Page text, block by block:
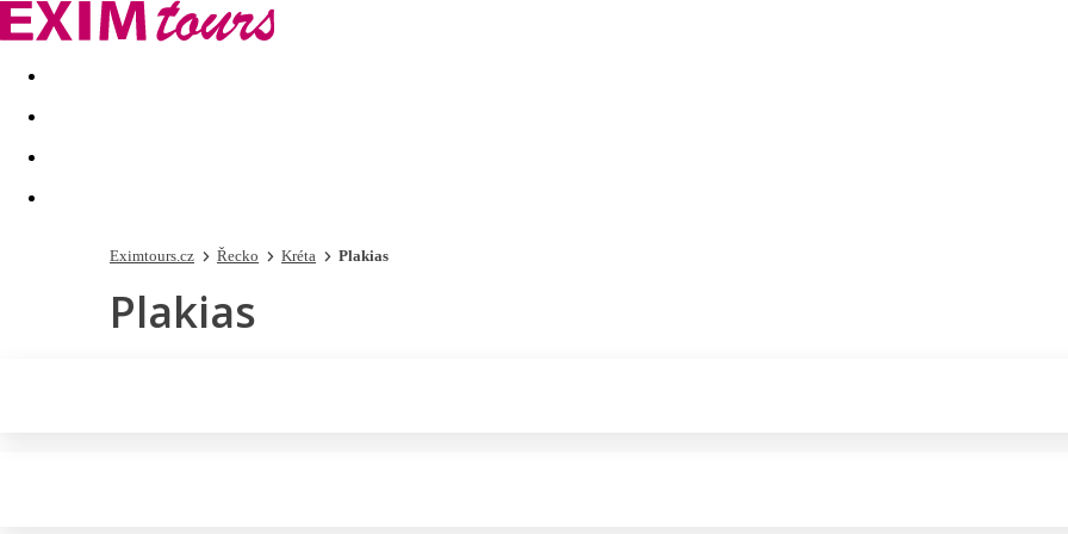
Akční nabídky Last minute
Eximtours.cz Řecko Kréta Plakias
Plakias